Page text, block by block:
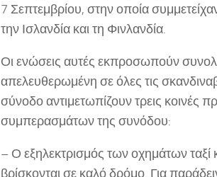
7 Σεπτεμβρίου, στην οποία
την Ισλανδία και τη Φινλανδία.
Οι ενώσεις αυτές εκπροσωπούν
απελευθερωμένη σε όλες τις
σύνοδο αντιμετωπίζουν τρεις κοινές
συμπερασμάτων της συνόδου:
– Ο εξηλεκτρισμός των οχημάτων
βρίσκονται σε καλό δρόμο. Για